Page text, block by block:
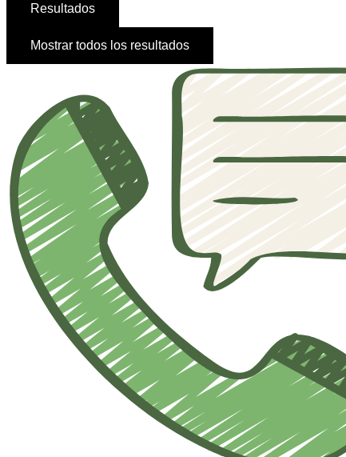
Resultados
Mostrar todos los resultados